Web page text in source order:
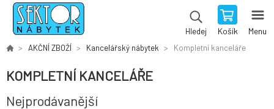
Hledej Košík Menu
AKČNÍ ZBOŽÍ Kancelářský nábytek Kompletní kanceláře
KOMPLETNÍ KANCELÁŘE
Nejprodávanější